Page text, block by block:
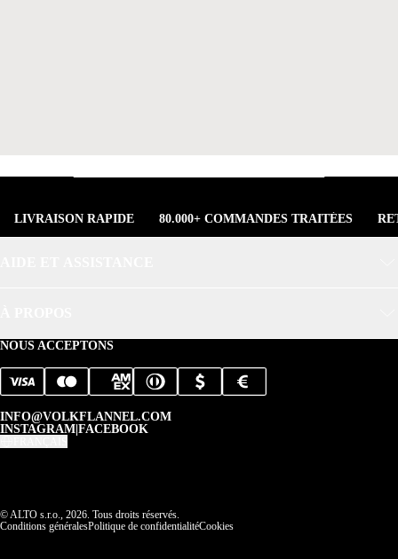
LIVRAISON RAPIDE 80.000+ COMMANDES TRAITÉES
NOUS ACCEPTONS
INFO@VOLKFLANNEL.COM
INSTAGRAM FACEBOOK
© ALTO s.r.o., 2026. Tous droits réservés.
Conditions généralesPolitique de confidentialitéCookies